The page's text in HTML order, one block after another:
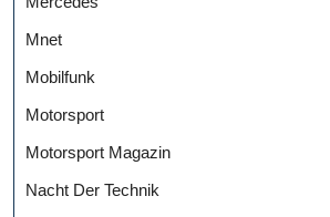
Mnet
Mobilfunk
Motorsport
Motorsport Magazin
Nacht Der Technik